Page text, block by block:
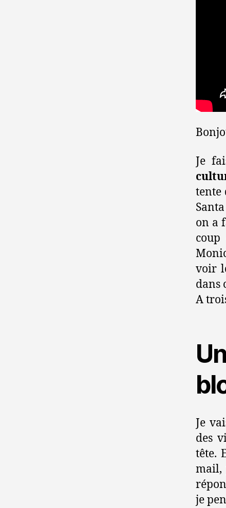
Je
tente
on a
coup
voir
dans
A
Je
des
tête.
mail,
je